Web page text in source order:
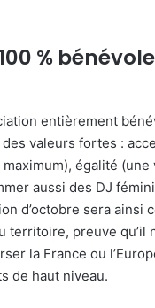
%
entièrement
valeurs fortes :
égalité (une
aussi des DJ
d’octobre sera ainsi
preuve qu’il
la France ou
de haut niveau.